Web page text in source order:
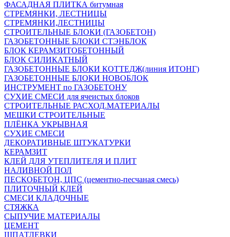
ФАСАДНАЯ ПЛИТКА битумная
СТРЕМЯНКИ, ЛЕСТНИЦЫ
СТРЕМЯНКИ,ЛЕСТНИЦЫ
СТРОИТЕЛЬНЫЕ БЛОКИ (ГАЗОБЕТОН)
ГАЗОБЕТОННЫЕ БЛОКИ СТЭНБЛОК
БЛОК КЕРАМЗИТОБЕТОННЫЙ
БЛОК СИЛИКАТНЫЙ
ГАЗОБЕТОННЫЕ БЛОКИ КОТТЕДЖ(линия ИТОНГ)
ГАЗОБЕТОННЫЕ БЛОКИ НОВОБЛОК
ИНСТРУМЕНТ по ГАЗОБЕТОНУ
СУХИЕ СМЕСИ для ячеистых блоков
СТРОИТЕЛЬНЫЕ РАСХОД.МАТЕРИАЛЫ
МЕШКИ СТРОИТЕЛЬНЫЕ
ПЛЁНКА УКРЫВНАЯ
СУХИЕ СМЕСИ
ДЕКОРАТИВНЫЕ ШТУКАТУРКИ
КЕРАМЗИТ
КЛЕЙ ДЛЯ УТЕПЛИТЕЛЯ И ПЛИТ
НАЛИВНОЙ ПОЛ
ПЕСКОБЕТОН, ЦПС (цементно-песчаная смесь)
ПЛИТОЧНЫЙ КЛЕЙ
СМЕСИ КЛАДОЧНЫЕ
СТЯЖКА
СЫПУЧИЕ МАТЕРИАЛЫ
ЦЕМЕНТ
ШПАТЛЕВКИ